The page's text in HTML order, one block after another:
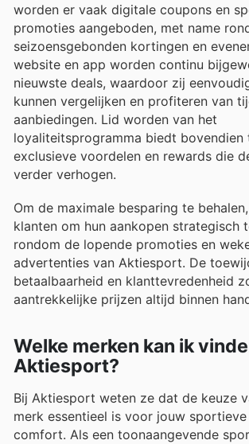
worden er vaak digitale coupons en
promoties aangeboden, met name
seizoensgebonden kortingen en
website en app worden continu
nieuwste deals, waardoor zij
kunnen vergelijken en profiteren van
aanbiedingen. Lid worden van het
loyaliteitsprogramma biedt bovendien
exclusieve voordelen en rewards die
verder verhogen.
Om de maximale besparing te
klanten om hun aankopen strategisch
rondom de lopende promoties en
advertenties van Aktiesport. De
betaalbaarheid en klanttevredenheid
aantrekkelijke prijzen altijd binnen
Welke merken kan ik
Aktiesport?
Bij Aktiesport weten ze dat de keuze
merk essentieel is voor jouw
comfort. Als een toonaangevende